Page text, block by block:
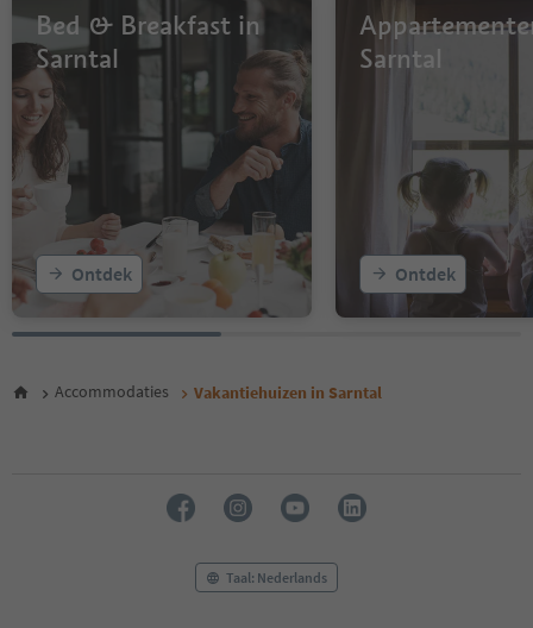
Bed & Breakfast in
Sarntal
Ontdek
Sarntal
Ontdek
Accommodaties Vakantiehuizen in Sarntal
Taal: Nederlands